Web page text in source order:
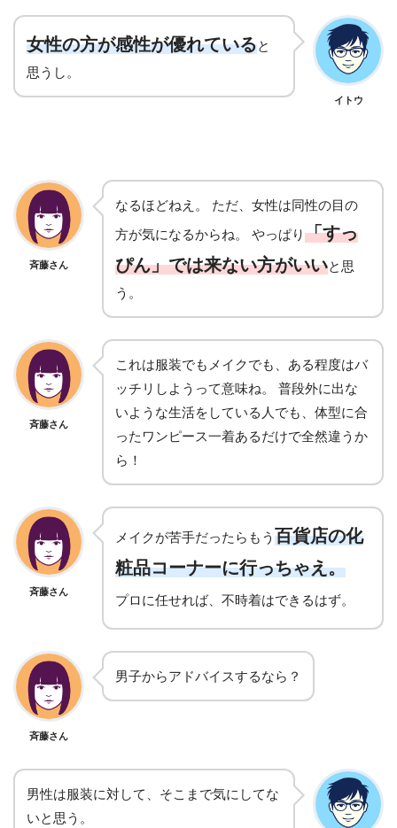
女性の方が感性が優れていると
思うし。
イトウ
斉藤さん
なるほどねえ。 ただ、女性は同性の目の
方が気になるからね。 やっぱり「すっ
ぴん」では来ない方がいいと思
う。
斉藤さん
これは服装でもメイクでも、ある程度はバ
ッチリしようって意味ね。 普段外に出な
いような生活をしている人でも、体型に合
ったワンピース一着あるだけで全然違うか
ら！
斉藤さん
メイクが苦手だったらもう 百貨店の化
粧品コーナーに行っちゃえ。
プロに任せれば、不時着はできるはず。
斉藤さん
男子からアドバイスするなら？
男性は服装に対して、そこまで気にしてな
いと思う。